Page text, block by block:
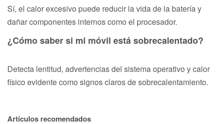
Sí, el calor excesivo puede reducir la vida de la batería y
dañar componentes internos como el procesador.
¿Cómo saber si mi móvil está sobrecalentado?
Detecta lentitud, advertencias del sistema operativo y calor
físico evidente como signos claros de sobrecalentamiento.
Artículos recomendados